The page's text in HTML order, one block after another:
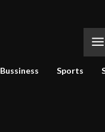
Bussiness Sports